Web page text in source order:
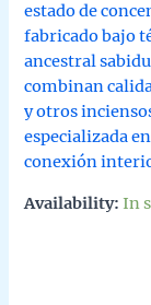
estado de
fabricado bajo
ancestral
combinan
y otros
especializada
conexión
Availability: In